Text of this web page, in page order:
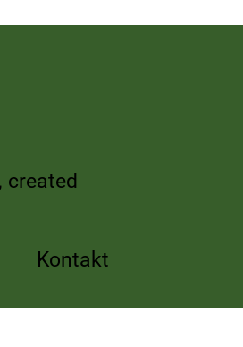
created
Kontakt